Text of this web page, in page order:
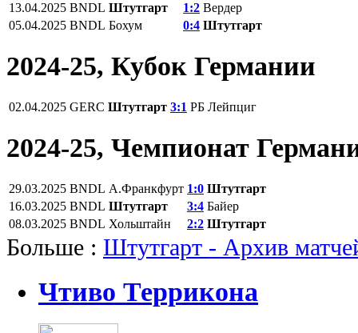
13.04.2025 BNDL Штутгарт 1:2 Вердер
05.04.2025 BNDL Бохум 0:4 Штутгарт
2024-25, Кубок Германии
02.04.2025 GERC Штутгарт 3:1 РБ Лейпциг
2024-25, Чемпионат
29.03.2025 BNDL А.Франкфурт 1:0 Штутгарт
16.03.2025 BNDL Штутгарт 3:4 Байер
08.03.2025 BNDL Хольштайн 2:2 Штутгарт
Больше : Штутгарт - Архив
Чтиво Террикона